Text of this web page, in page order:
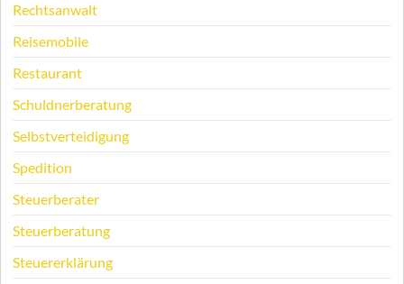
Rechtsanwalt
Reisemobile
Restaurant
Schuldnerberatung
Selbstverteidigung
Spedition
Steuerberater
Steuerberatung
Steuererklärung